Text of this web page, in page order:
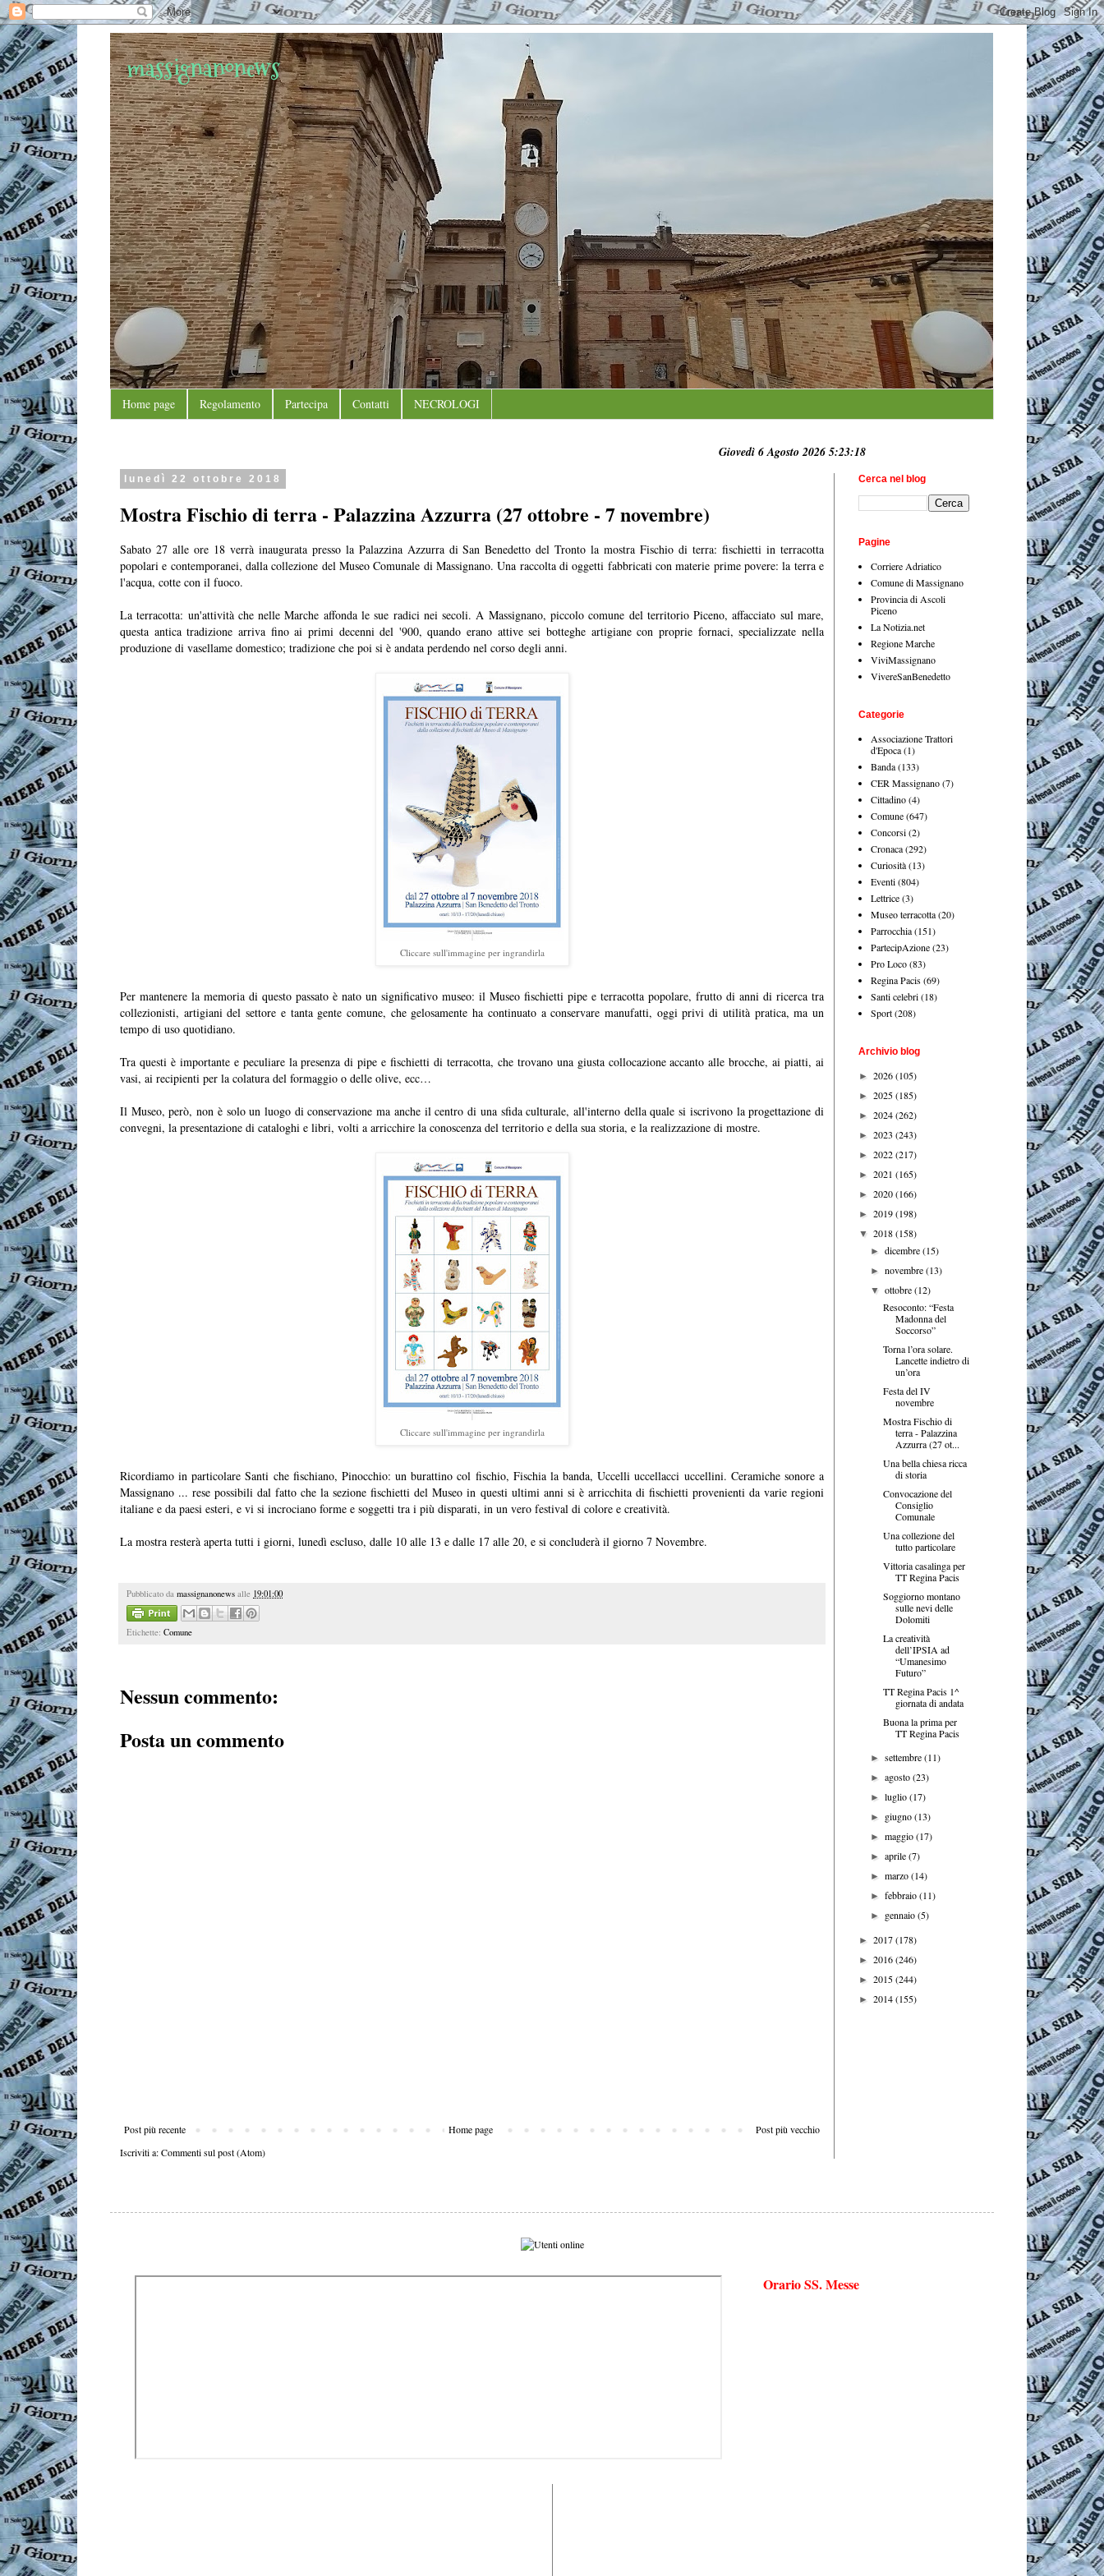
massignanonews
Home page Regolamento Partecipa Contatti NECROLOGI
Giovedì 6 Agosto 2026 5:23:19
lunedì 22 ottobre 2018
Mostra Fischio di terra - Palazzina Azzurra (27 ottobre - 7 novembre)
Sabato 27 alle ore 18 verrà inaugurata presso la Palazzina Azzurra di San Benedetto del Tronto la mostra Fischio di terra: fischietti in terracotta
popolari e contemporanei, dalla collezione del Museo Comunale di Massignano. Una raccolta di oggetti fabbricati con materie prime povere: la terra e
l'acqua, cotte con il fuoco.
La terracotta: un'attività che nelle Marche affonda le sue radici nei secoli. A Massignano, piccolo comune del territorio Piceno, affacciato sul mare,
questa antica tradizione arriva fino ai primi decenni del '900, quando erano attive sei botteghe artigiane con proprie fornaci, specializzate nella
produzione di vasellame domestico; tradizione che poi si è andata perdendo nel corso degli anni.
Cliccare sull'immagine per ingrandirla
Per mantenere la memoria di questo passato è nato un significativo museo: il Museo fischietti pipe e terracotta popolare, frutto di anni di ricerca tra
collezionisti, artigiani del settore e tanta gente comune, che gelosamente ha continuato a conservare manufatti, oggi privi di utilità pratica, ma un
tempo di uso quotidiano.
Tra questi è importante e peculiare la presenza di pipe e fischietti di terracotta, che trovano una giusta collocazione accanto alle brocche, ai piatti, ai
vasi, ai recipienti per la colatura del formaggio o delle olive, ecc…
Il Museo, però, non è solo un luogo di conservazione ma anche il centro di una sfida culturale, all'interno della quale si iscrivono la progettazione di
convegni, la presentazione di cataloghi e libri, volti a arricchire la conoscenza del territorio e della sua storia, e la realizzazione di mostre.
Cliccare sull'immagine per ingrandirla
Ricordiamo in particolare Santi che fischiano, Pinocchio: un burattino col fischio, Fischia la banda, Uccelli uccellacci uccellini. Ceramiche sonore a
Massignano ... rese possibili dal fatto che la sezione fischietti del Museo in questi ultimi anni si è arricchita di fischietti provenienti da varie regioni
italiane e da paesi esteri, e vi si incrociano forme e soggetti tra i più disparati, in un vero festival di colore e creatività.
La mostra resterà aperta tutti i giorni, lunedì escluso, dalle 10 alle 13 e dalle 17 alle 20, e si concluderà il giorno 7 Novembre.
Pubblicato da massignanonews alle 19:01:00
Etichette: Comune
Nessun commento:
Posta un commento
Post più recente Post più vecchio
Home page
Iscriviti a:Commenti sul post (Atom)
Cerca nel blog
Pagine
Corriere Adriatico
Comune di Massignano
Provincia di Ascoli
Piceno
La Notizia.net
Regione Marche
ViviMassignano
VivereSanBenedetto
Categorie
Associazione Trattori
d'Epoca(1)
Banda(133)
CER Massignano(7)
Cittadino(4)
Comune(647)
Concorsi(2)
Cronaca(292)
Curiosità(13)
Eventi(804)
Lettrice(3)
Museo terracotta(20)
Parrocchia(151)
PartecipAzione(23)
Pro Loco(83)
Regina Pacis(69)
Santi celebri(18)
Sport(208)
Archivio blog
► 2026(105)
► 2025(185)
► 2024(262)
► 2023 (243)
► 2022(217)
► 2021 (165)
► 2020(166)
► 2019(198)
▼ 2018(158)
►dicembre(15)
►novembre(13)
▼ottobre(12)
Resoconto: “Festa
Madonna del
Soccorso”
Torna l’ora solare.
Lancette indietro di
un’ora
Festa del IV
novembre
Mostra Fischio di
terra - Palazzina
Azzurra (27 ot...
Una bella chiesa ricca
di storia
Convocazione del
Consiglio
Comunale
Una collezione del
tutto particolare
Vittoria casalinga per
TT Regina Pacis
Soggiorno montano
sulle nevi delle
Dolomiti
La creatività
dell’IPSIA ad
“Umanesimo
Futuro”
TT Regina Pacis 1^
giornata di andata
Buona la prima per
TT Regina Pacis
►settembre(11)
►agosto(23)
►luglio(17)
► giugno(13)
►maggio(17)
►aprile(7)
►marzo(14)
►febbraio(11)
► gennaio(5)
► 2017(178)
► 2016(246)
► 2015(244)
► 2014(155)
Orario SS. Messe